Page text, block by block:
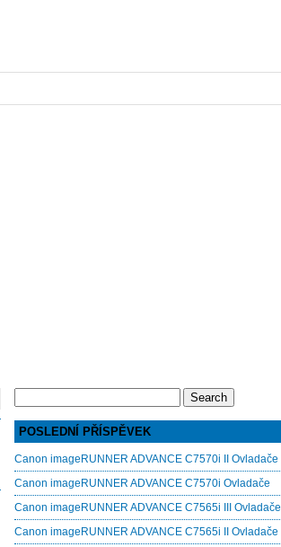
POSLEDNÍ PŘÍSPĚVEK
Canon imageRUNNER ADVANCE C7570i II Ovladače
Canon imageRUNNER ADVANCE C7570i Ovladače
Canon imageRUNNER ADVANCE C7565i III Ovladače
Canon imageRUNNER ADVANCE C7565i II Ovladače